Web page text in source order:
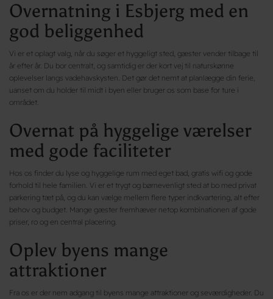
Overnatning i Esbjerg med en
god beliggenhed
Vi er et oplagt valg, når du søger et hyggeligt sted, gæster vender tilbage til
år efter år. Du bor centralt, og samtidig er der kort vej til naturskønne
oplevelser langs vadehavskysten. Det gør det nemt at planlægge din ferie,
uanset om du holder til midt i byen eller bruger os som base for ture i
området.
Overnat på hyggelige værelser
med gode faciliteter
Hos os finder du lyse og hyggelige rum med eget bad, gratis wifi og gode
forhold til hele familien. Vi er et trygt og børnevenligt sted at bo med privat
parkering tæt på, og du kan vælge mellem flere typer indkvartering, alt efter
behov og budget. Mange gæster fremhæver netop kombinationen af gode
priser, ro og en central placering.
Oplev byens mange
attraktioner
Fra os er der nem adgang til byens mange attraktioner og seværdigheder. Du